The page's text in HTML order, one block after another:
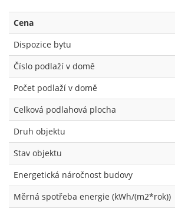
Cena
Dispozice bytu
Číslo podlaží v domě
Počet podlaží v domě
Celková podlahová plocha
Druh objektu
Stav objektu
Energetická náročnost budovy
Měrná spotřeba energie (kWh/(m2*rok))